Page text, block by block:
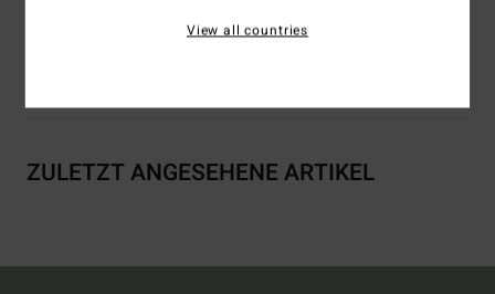
ZULETZT ANGESEHENE ARTIKEL
View all countries